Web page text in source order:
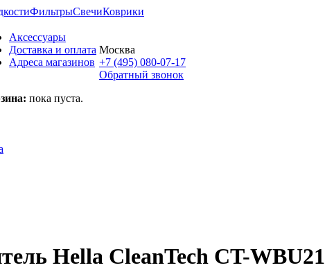
ФильтрыСвечиКоврики
Аксессуары
Доставка и оплата
Адреса магазинов
пока пуста.
Москва
+7 (495) 080-07-17
Обратный звонок
Hella CleanTech CT-WBU21